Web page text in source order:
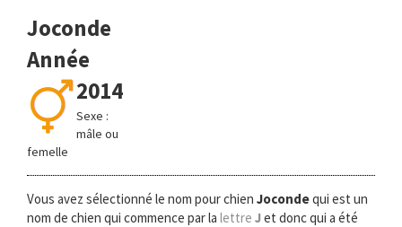
Joconde
Année
2014
Sexe :
mâle ou
femelle
Vous avez sélectionné le nom pour chien Jocondequi est un
nom de chien qui commence par la lettre Jet donc qui a été